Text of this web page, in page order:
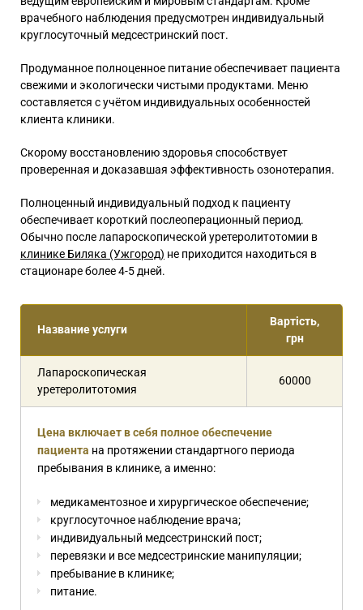
врачебного наблюдения предусмотрен индивидуальный
круглосуточный медсестринский пост.
Продуманное полноценное питание обеспечивает пациента
свежими и экологически чистыми продуктами. Меню
составляется с учётом индивидуальных особенностей
клиента клиники.
Скорому восстановлению здоровья способствует
проверенная и доказавшая эффективность озонотерапия.
Полноценный индивидуальный подход к пациенту
обеспечивает короткий послеоперационный период.
Обычно после лапароскопической уретеролитотомии в
клинике Биляка (Ужгород) не приходится находиться в
стационаре более 4-5 дней.
Название услуги
Вартість,
грн
Лапароскопическая
уретеролитотомия
60000
Цена включает в себя полное обеспечение
пациента на протяжении стандартного периода
пребывания в клинике, а именно:
медикаментозное и хирургическое обеспечение;
круглосуточное наблюдение врача;
индивидуальный медсестринский пост;
перевязки и все медсестринские манипуляции;
пребывание в клинике;
питание.